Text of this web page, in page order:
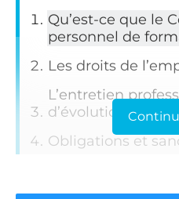
Qu’est-ce que le
personnel de
Les droits de
L’entretien
d’évolution
Obligations et
Le Compte personnel de